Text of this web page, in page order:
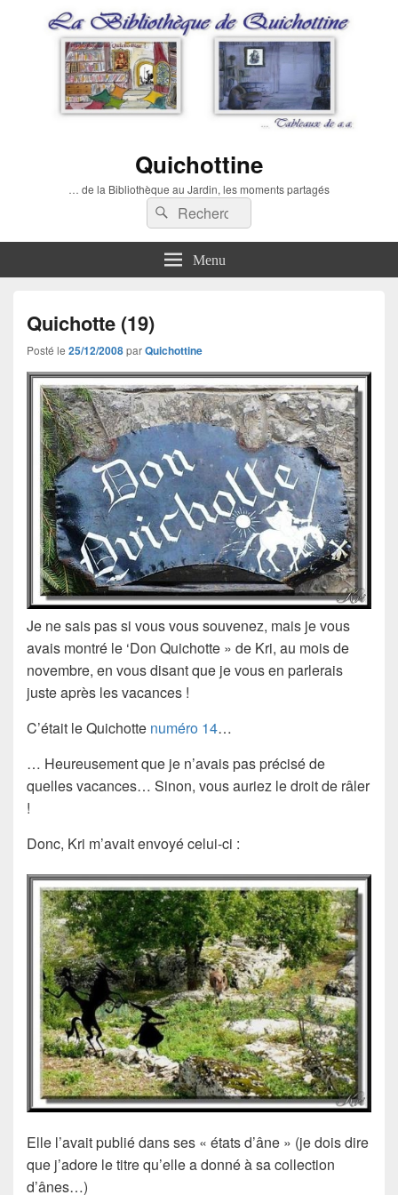
Quichottine
… de la Bibliothèque au Jardin, les moments partagés
Recherche :
Rechercher
Menu
Quichotte (19)
Posté le 25/12/2008parQuichottine
Je ne sais pas si vous vous souvenez, mais je vous
avais montré le ‘Don Quichotte » de Kri, au mois de
novembre, en vous disant que je vous en parlerais
juste après les vacances !
C’était le Quichotte numéro 14…
… Heureusement que je n’avais pas précisé de
quelles vacances… Sinon, vous auriez le droit de râler
!
Donc, Kri m’avait envoyé celui-ci :
Elle l’avait publié dans ses « états d’âne » (je dois dire
que j’adore le titre qu’elle a donné à sa collection
d’ânes…)